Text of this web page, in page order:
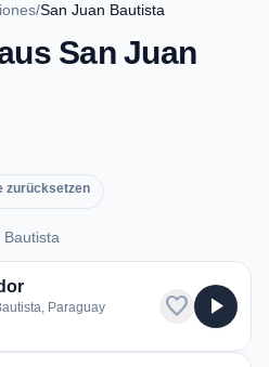
/San Juan Bautista
San Juan
zurücksetzen
Bautista
Paraguay
favorite play_arrow